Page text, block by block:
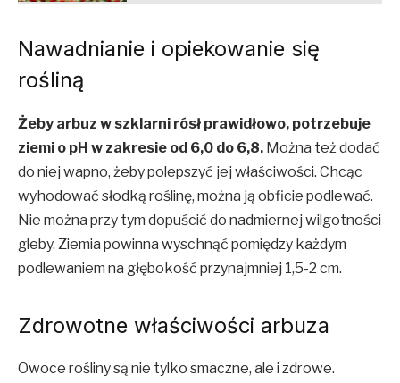
Nawadnianie i opiekowanie się
rośliną
Żeby arbuz w szklarni rósł prawidłowo, potrzebuje
ziemi o pH w zakresie od 6,0 do 6,8. Można też dodać
do niej wapno, żeby polepszyć jej właściwości. Chcąc
wyhodować słodką roślinę, można ją obficie podlewać.
Nie można przy tym dopuścić do nadmiernej wilgotności
gleby. Ziemia powinna wyschnąć pomiędzy każdym
podlewaniem na głębokość przynajmniej 1,5-2 cm.
Zdrowotne właściwości arbuza
Owoce rośliny są nie tylko smaczne, ale i zdrowe.